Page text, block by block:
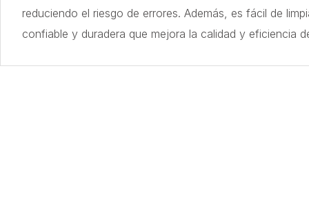
reduciendo el riesgo de errores. Además, es fácil de
confiable y duradera que mejora la calidad y eficiencia